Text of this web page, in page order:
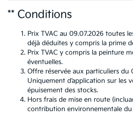
** Conditions
Prix TVAC au 09.07.2026 toutes
déjà déduites y compris la prime
Prix TVAC y compris la peinture
éventuelles.
Offre réservée aux particuliers du
Uniquement d’application sur les
épuisement des stocks.
Hors frais de mise en route
contribution environnementale